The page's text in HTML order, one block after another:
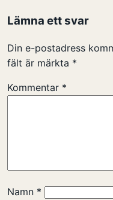
Lämna ett svar
Din e-postadress
fält är märkta *
Kommentar *
Namn *